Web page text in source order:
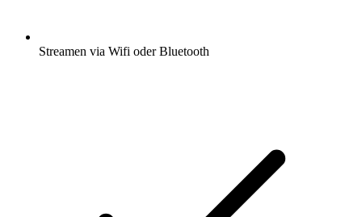
Streamen via Wifi oder Bluetooth